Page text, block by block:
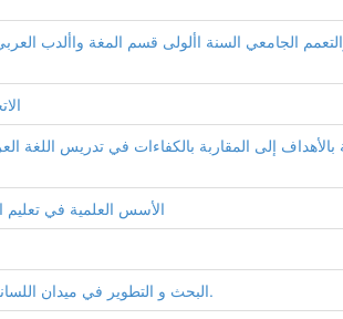
الجامعي السنة األولى قسم المغة واألدب
بالأهداف إلى المقاربة بالكفاءات في تدريس اللغة
الأسس العلمية في تعليم
البحث و التطوير في ميدان اللسانيات العربيّة:الواقع و التوقّعات.